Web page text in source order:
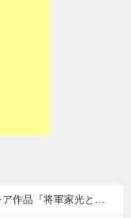
【告知】“2016年酒豆忌”9月17日に開催！超レア作品『将軍家光と天下の彦左』も上映！